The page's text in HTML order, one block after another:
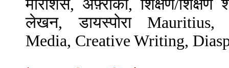
मॉरीशस, अफ़्रीका, शिक्षण/शिक्षण
लेखन, डायस्पोरा Mauritius,
Media, Creative Writing,